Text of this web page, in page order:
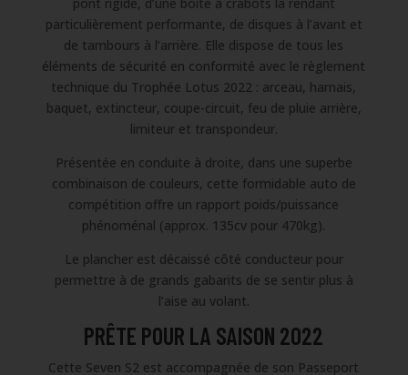
particulièrement performante, de disques à l’avant et
de tambours à l’arrière. Elle dispose de tous les
éléments de sécurité en conformité avec le règlement
technique du Trophée Lotus 2022 : arceau, harnais,
baquet, extincteur, coupe-circuit, feu de pluie arrière,
limiteur et transpondeur.
Présentée en conduite à droite, dans une superbe
combinaison de couleurs, cette formidable auto de
compétition offre un rapport poids/puissance
phénoménal (approx. 135cv pour 470kg).
Le plancher est décaissé côté conducteur pour
permettre à de grands gabarits de se sentir plus à
l’aise au volant.
PRÊTE POUR LA SAISON 2022
Cette Seven S2 est accompagnée de son Passeport